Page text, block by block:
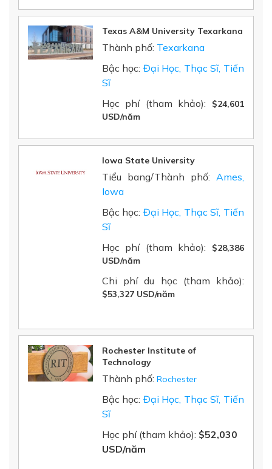
Texas A&M University Texarkana
Thành phố: Texarkana
Bậc học: Đại Học, Thạc Sĩ, Tiến
Sĩ
Học phí (tham khảo):
$24,601
USD/năm
Iowa State University
Tiểu bang/Thành phố: Ames,
Iowa
Bậc học: Đại Học, Thạc Sĩ, Tiến
Sĩ
Học phí (tham khảo): $28,386
USD/năm
Chi phí du học (tham khảo):
$53,327 USD/năm
Rochester Institute of
Technology
Thành phố: Rochester
Bậc học: Đại Học, Thạc Sĩ, Tiến
Sĩ
Học phí (tham khảo): $52,030
USD/năm